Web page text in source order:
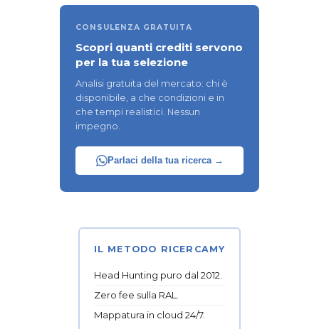
CONSULENZA GRATUITA
Scopri quanti crediti servono
per la tua selezione
Analisi gratuita del mercato: chi è
disponibile, a che condizioni e in
che tempi realistici. Nessun
impegno.
Parlaci della tua ricerca →
IL METODO RICERCAMY
Head Hunting puro dal 2012.
Zero fee sulla RAL.
Mappatura in cloud 24/7.